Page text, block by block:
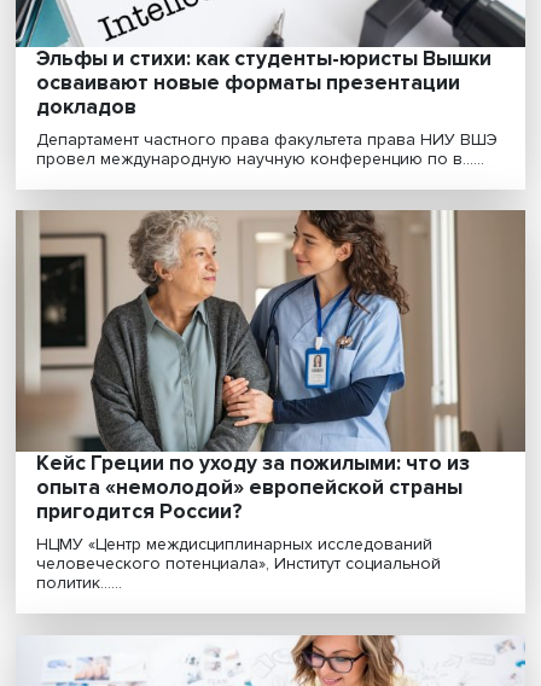
снова становятся популярными. Хотя такое жилье ......
Ветер не дует, солнце не греет: как
энергопереход привел к глобальному
кризису
Восстановление экономики после кризисного 2020
года, ускоренный переход на возобновляемые
источни......